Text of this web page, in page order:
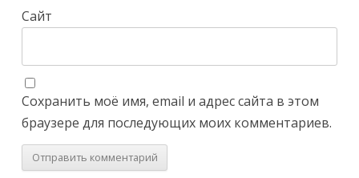
Сайт
Сохранить моё имя, email и адрес сайта в этом
браузере для последующих моих комментариев.